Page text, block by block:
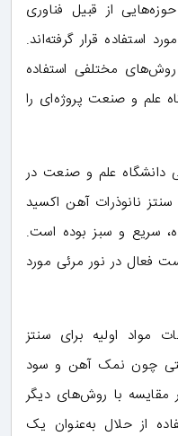
از قبیل فناوری
استفاده قرار گرفته‌اند.
روش‌های مختلفی استفاده
علم و صنعت پروژه‌ای را
دانشگاه علم و صنعت در
نانوذرات آهن اکسید
سریع و سبز بوده است.
فعال در نور مرئی مورد
مواد اولیه برای سنتز
چون نمک آهن و سود
مقایسه با روش‌های دیگر
از حلال به‌عنوان یک